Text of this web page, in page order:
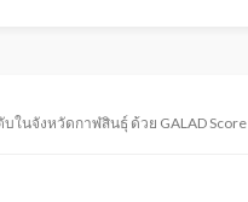
ในจังหวัดกาฬสินธุ์ ด้วย GALAD Score